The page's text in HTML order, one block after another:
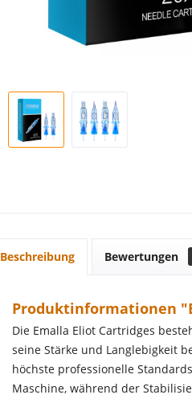
Beschreibung Bewertungen
Produktinformationen
Die Emalla Eliot Cartridges
seine Stärke und Langlebigkeit
höchste professionelle
Maschine, während der